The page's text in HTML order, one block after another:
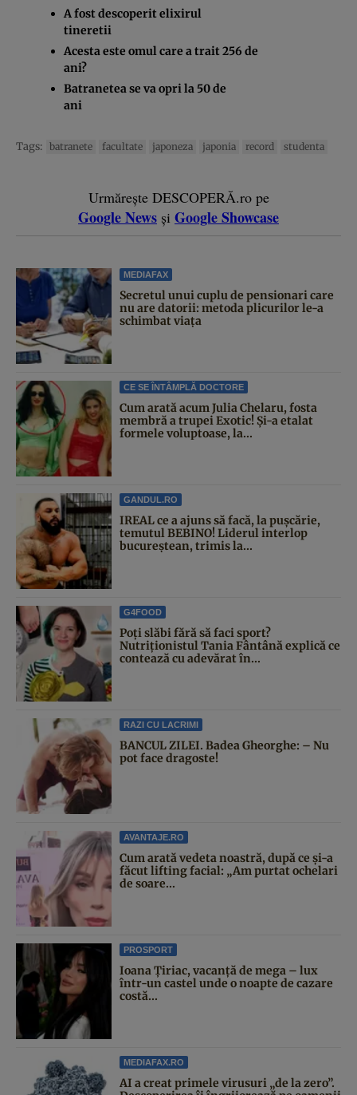
A fost descoperit elixirul
tineretii
Acesta este omul care a trait 256 de
ani?
Batranetea se va opri la 50 de
ani
Tags: batranete facultate japoneza japonia record studenta
Urmărește DESCOPERĂ.ro pe
Google News și Google Showcase
MEDIAFAX
Secretul unui cuplu de pensionari care
nu are datorii: metoda plicurilor le-a
schimbat viața
CE SE ÎNTÂMPLĂ DOCTORE
Cum arată acum Julia Chelaru, fosta
membră a trupei Exotic! Și-a etalat
formele voluptoase, la...
GANDUL.RO
IREAL ce a ajuns să facă, la pușcărie,
temutul BEBINO! Liderul interlop
bucureștean, trimis la...
G4FOOD
Poți slăbi fără să faci sport?
Nutriționistul Tania Fântână explică ce
contează cu adevărat în...
RAZI CU LACRIMI
BANCUL ZILEI. Badea Gheorghe: – Nu
pot face dragoste!
AVANTAJE.RO
Cum arată vedeta noastră, după ce și-a
făcut lifting facial: „Am purtat ochelari
de soare...
PROSPORT
Ioana Țiriac, vacanță de mega – lux
într-un castel unde o noapte de cazare
costă...
MEDIAFAX.RO
AI a creat primele virusuri „de la zero”.